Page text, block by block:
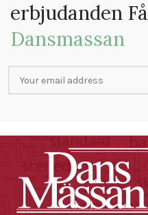
erbjudanden
Dansmassan